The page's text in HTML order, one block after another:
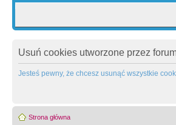
Usuń cookies utworzone przez
Jesteś pewny, że chcesz usunąć wszystkie
Strona główna